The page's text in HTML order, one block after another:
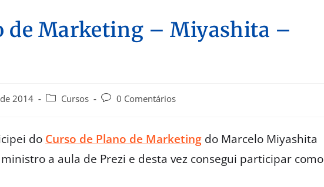
de Marketing – Miyashita –
2014 Cursos 0 Comentários
do Curso de Plano de Marketing do Marcelo Miyashita
a aula de Prezi e desta vez consegui participar como